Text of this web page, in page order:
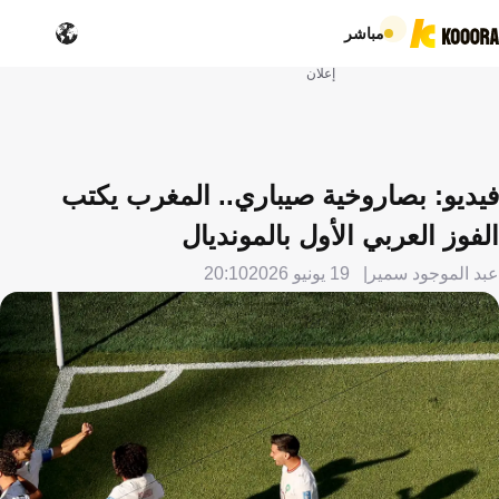
مباشر
إعلان
فيديو: بصاروخية صيباري.. المغرب يكتب
الفوز العربي الأول بالمونديال
عبد الموجود سمير 19 يونيو 2026 20:10